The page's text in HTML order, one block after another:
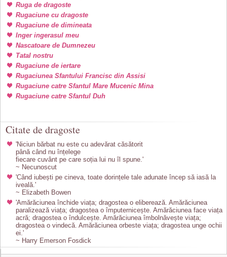
Ruga de dragoste
Rugaciune cu dragoste
Rugaciune de dimineata
Inger ingerasul meu
Nascatoare de Dumnezeu
Tatal nostru
Rugaciune de iertare
Rugaciunea Sfantului Francisc din Assisi
Rugaciune catre Sfantul Mare Mucenic Mina
Rugaciune catre Sfantul Duh
Citate de dragoste
'Niciun bărbat nu este cu adevărat căsătorit
până când nu înțelege
fiecare cuvânt pe care soția lui nu îl spune.'
~ Necunoscut
'Când iubești pe cineva, toate dorințele tale adunate încep să iasă la
iveală.'
~ Elizabeth Bowen
'Amărăciunea închide viața; dragostea o eliberează. Amărăciunea
paralizează viața; dragostea o împuternicește. Amărăciunea face viața
acră; dragostea o îndulcește. Amărăciunea îmbolnăvește viața;
dragostea o vindecă. Amărăciunea orbeste viața; dragostea unge ochii
ei.'
~ Harry Emerson Fosdick